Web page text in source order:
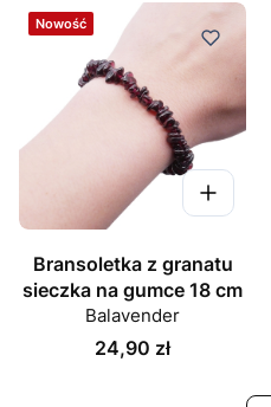
Nowość
Bransoletka z granatu
sieczka na gumce 18 cm
Balavender
Cena
24,90 zł